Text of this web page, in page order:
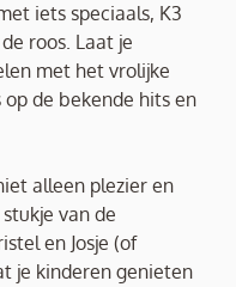
iets speciaals, K3
roos. Laat je
met het vrolijke
de bekende hits en
alleen plezier en
van de
en Josje (of
je kinderen genieten